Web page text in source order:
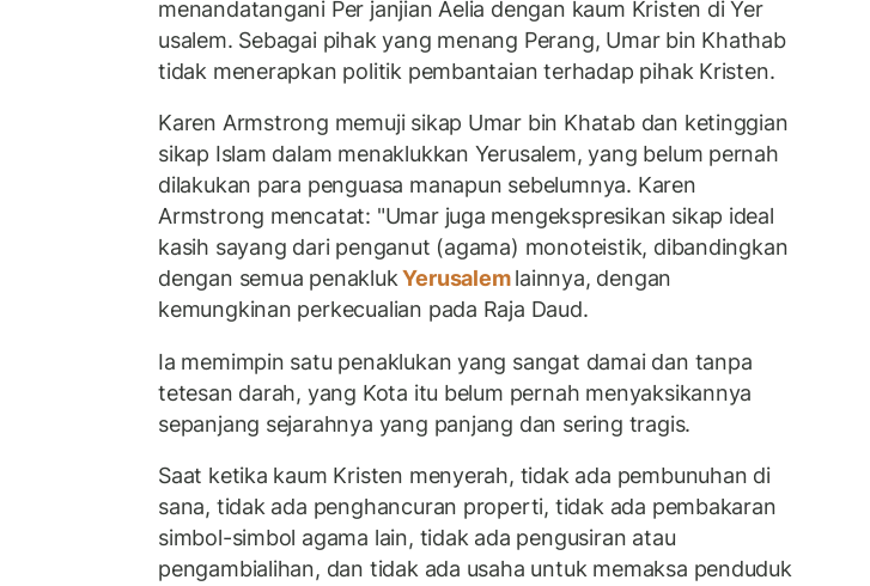
menandatangani Per janjian Aelia dengan kaum Kristen di Yer
usalem. Sebagai pihak yang menang Perang, Umar bin Khathab
tidak menerapkan politik pembantaian terhadap pihak Kristen.
Karen Armstrong memuji sikap Umar bin Khatab dan ketinggian
sikap Islam dalam menaklukkan Yerusalem, yang belum pernah
dilakukan para penguasa manapun sebelumnya. Karen
Armstrong mencatat: "Umar juga mengekspresikan sikap ideal
kasih sayang dari penganut (agama) monoteistik, dibandingkan
dengan semua penaklukYerusalemlainnya, dengan
kemungkinan perkecualian pada Raja Daud.
Ia memimpin satu penaklukan yang sangat damai dan tanpa
tetesan darah, yang Kota itu belum pernah menyaksikannya
sepanjang sejarahnya yang panjang dan sering tragis.
Saat ketika kaum Kristen menyerah, tidak ada pembunuhan di
sana, tidak ada penghancuran properti, tidak ada pembakaran
simbol-simbol agama lain, tidak ada pengusiran atau
pengambialihan, dan tidak ada usaha untuk memaksa penduduk